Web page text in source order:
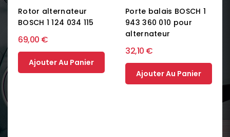
Rotor alternateur
BOSCH 1 124 034 115
69,00 €
Ajouter Au Panier
Porte balais BOSCH 1
943 360 010 pour
alternateur
32,10 €
Ajouter Au Panier